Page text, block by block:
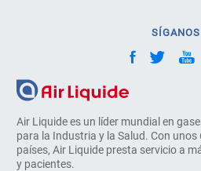
Air Liquide es un líder mundial en
para la Industria y la Salud. Con
países, Air Liquide presta servicio a
y pacientes.
SÍGANOS